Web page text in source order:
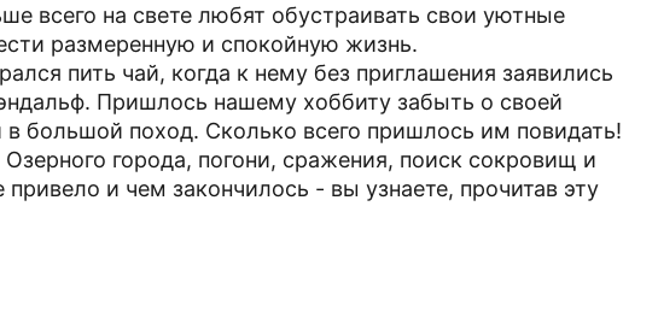
всего на свете любят обустраивать свои уютные
размеренную и спокойную жизнь.
пить чай, когда к нему без приглашения заявились
Пришлось нашему хоббиту забыть о своей
большой поход. Сколько всего пришлось им повидать!
города, погони, сражения, поиск сокровищ и
и чем закончилось - вы узнаете, прочитав эту